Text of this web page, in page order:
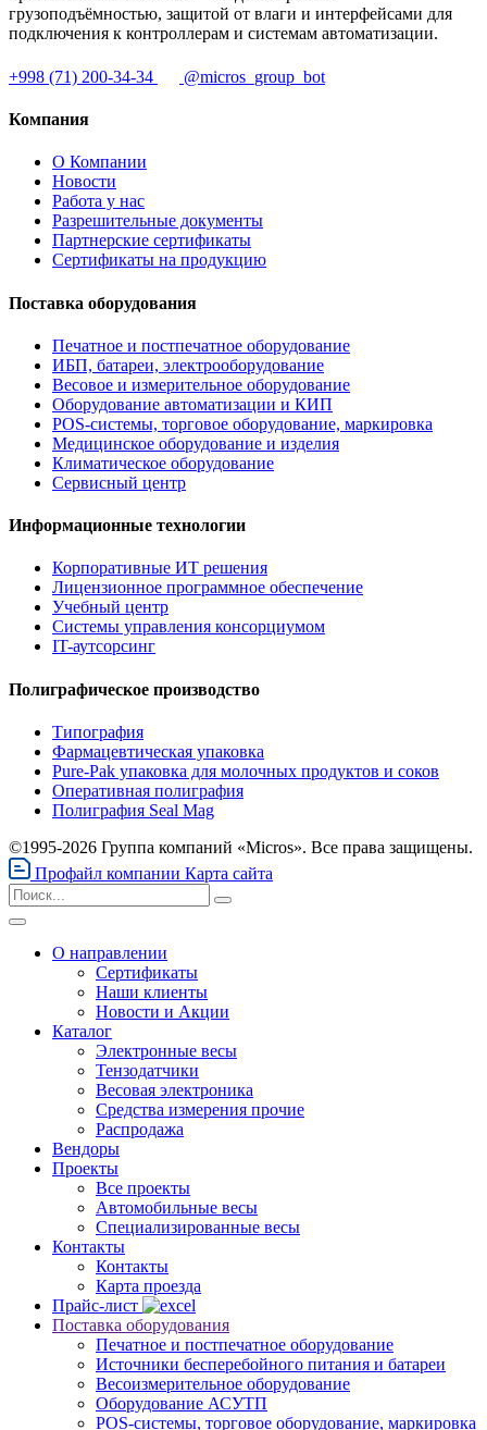
грузоподъёмностью, защитой от влаги и интерфейсами для
подключения к контроллерам и системам автоматизации.
+998 (71) 200-34-34 @micros_group_bot
Компания
О Компании
Новости
Работа у нас
Разрешительные документы
Партнерские сертификаты
Сертификаты на продукцию
Поставка оборудования
Печатное и постпечатное оборудование
ИБП, батареи, электрооборудование
Весовое и измерительное оборудование
Оборудование автоматизации и КИП
POS-системы, торговое оборудование, маркировка
Медицинское оборудование и изделия
Климатическое оборудование
Сервисный центр
Информационные технологии
Корпоративные ИТ решения
Лицензионное программное обеспечение
Учебный центр
Системы управления консорциумом
IT-аутсорсинг
Полиграфическое производство
Типография
Фармацевтическая упаковка
Pure-Pak упаковка для молочных продуктов и соков
Оперативная полиграфия
Полиграфия Seal Mag
©1995-2026 Группа компаний «Micros». Все права защищены.
Профайл компании Карта сайта
О направлении
Сертификаты
Наши клиенты
Новости и Акции
Каталог
Электронные весы
Тензодатчики
Весовая электроника
Средства измерения прочие
Распродажа
Вендоры
Проекты
Все проекты
Автомобильные весы
Специализированные весы
Контакты
Контакты
Карта проезда
Прайс-лист
Поставка оборудования
Печатное и постпечатное оборудование
Источники бесперебойного питания и батареи
Весоизмерительное оборудование
Оборудование АСУТП
POS-системы, торговое оборудование, маркировка